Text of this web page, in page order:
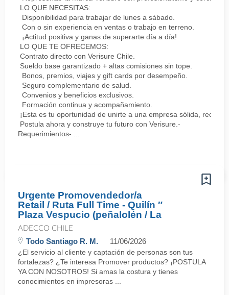
LO QUE NECESITAS:
Disponibilidad para trabajar de lunes a sábado.
Con o sin experiencia en ventas o trabajo en terreno.
¡Actitud positiva y ganas de superarte día a día!
LO QUE TE OFRECEMOS:
Contrato directo con Verisure Chile.
Sueldo base garantizado + altas comisiones sin tope.
Bonos, premios, viajes y gift cards por desempeño.
Seguro complementario de salud.
Convenios y beneficios exclusivos.
Formación continua y acompañamiento.
¡Esta es tu oportunidad de unirte a una empresa sólida,
Postula ahora y construye tu futuro con Verisure.-
Requerimientos- ...
Urgente Promovendedor/a
Retail / Ruta Full Time - Quilín ″
Plaza Vespucio (peñalolén / La
ADECCO CHILE
Todo Santiago R. M. 11/06/2026
¿El servicio al cliente y captación de personas son tus
fortalezas? ¿Te interesa Promover productos? ¡POSTULA
YA CON NOSOTROS! Si amas la costura y tienes
conocimientos en impresoras ...